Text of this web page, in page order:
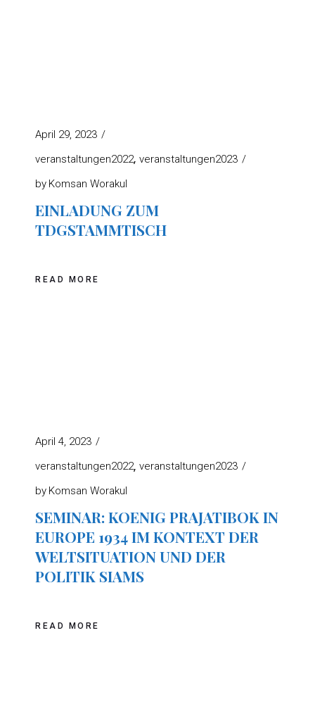
April 29, 2023
veranstaltungen2022 veranstaltungen2023
by Komsan Worakul
EINLADUNG ZUM
TDGSTAMMTISCH
READ MORE
April 4, 2023
veranstaltungen2022 veranstaltungen2023
by Komsan Worakul
SEMINAR: KOENIG PRAJATIBOK IN
EUROPE 1934 IM KONTEXT DER
WELTSITUATION UND DER
POLITIK SIAMS
READ MORE